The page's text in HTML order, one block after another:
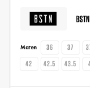
BSTN
Maten 36 37
42
42.5 43.5